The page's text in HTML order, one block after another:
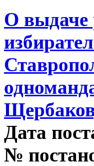
О выдаче
Дата
№